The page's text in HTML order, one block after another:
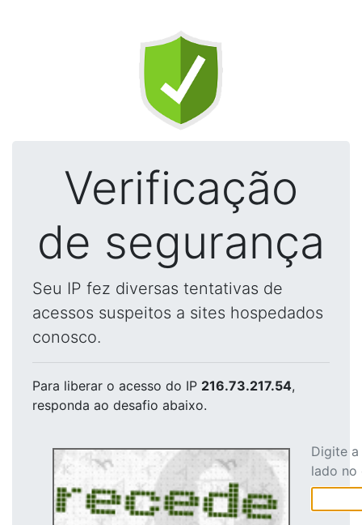
Verificação
de segurança
Seu IP fez diversas tentativas de
acessos suspeitos a sites hospedados
conosco.
Para liberar o acesso do IP 216.73.217.54,
responda ao desafio abaixo.
Digite
lado no